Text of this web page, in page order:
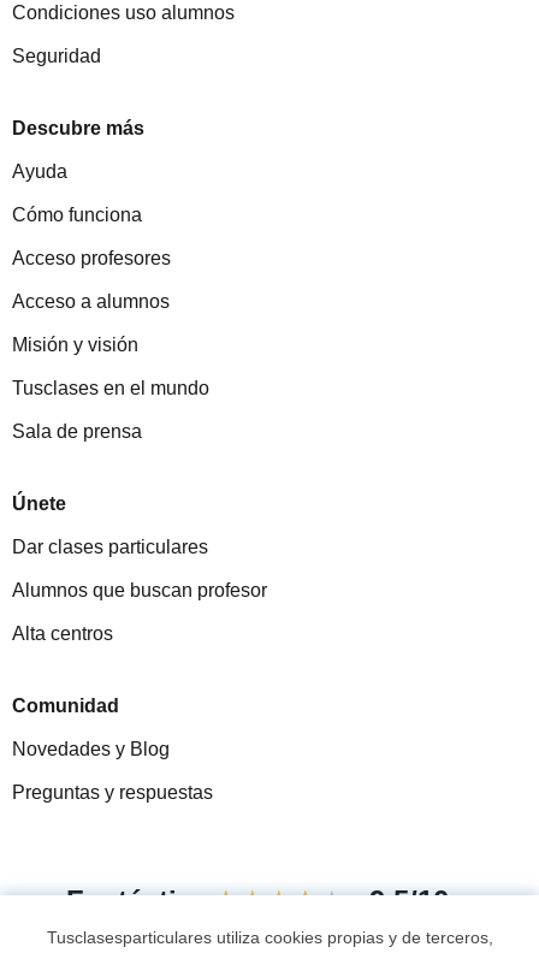
Condiciones uso alumnos
Seguridad
Descubre más
Ayuda
Cómo funciona
Acceso profesores
Acceso a alumnos
Misión y visión
Tusclases en el mundo
Sala de prensa
Únete
Dar clases particulares
Alumnos que buscan profesor
Alta centros
Comunidad
Novedades y Blog
Preguntas y respuestas
Fantástica★★★★★ 9,5/10
Tusclasesparticulares utiliza cookies propias y de terceros,